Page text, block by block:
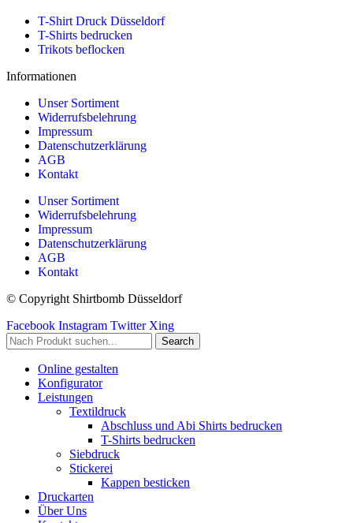
T-Shirt Druck Düsseldorf
T-Shirts bedrucken
Trikots beflocken
Informationen
Unser Sortiment
Widerrufsbelehrung
Impressum
Datenschutzerklärung
AGB
Kontakt
Unser Sortiment
Widerrufsbelehrung
Impressum
Datenschutzerklärung
AGB
Kontakt
© Copyright Shirtbomb Düsseldorf
Facebook Instagram Twitter Xing
Search
Online gestalten
Konfigurator
Leistungen
Textildruck
Abschluss und Abi Shirts bedrucken
T-Shirts bedrucken
Siebdruck
Stickerei
Kappen besticken
Druckarten
Über Uns